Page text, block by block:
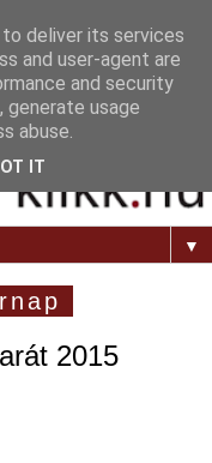
▼
2015
deliver its services
and user-agent are
and security
usage
abuse.
IT